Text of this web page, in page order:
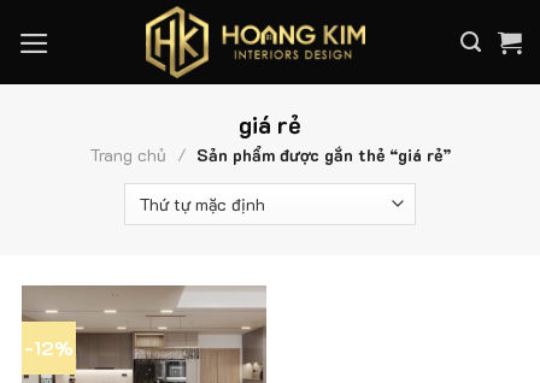
giá rẻ
Trang chủ / Sản phẩm được gắn thẻ “giá rẻ”
-12%